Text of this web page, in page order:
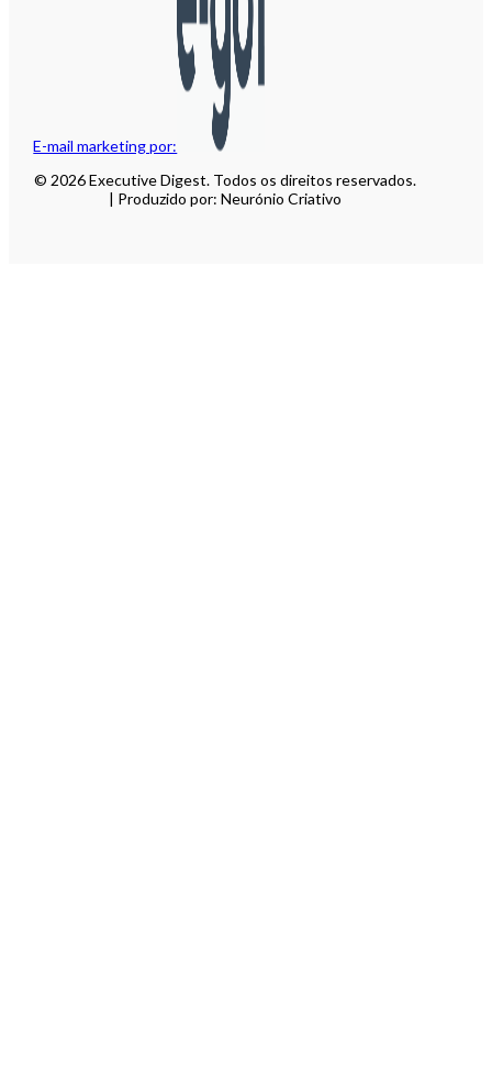
E-mail marketing por:
© 2026 Executive Digest. Todos os direitos reservados.
| Produzido por: Neurónio Criativo